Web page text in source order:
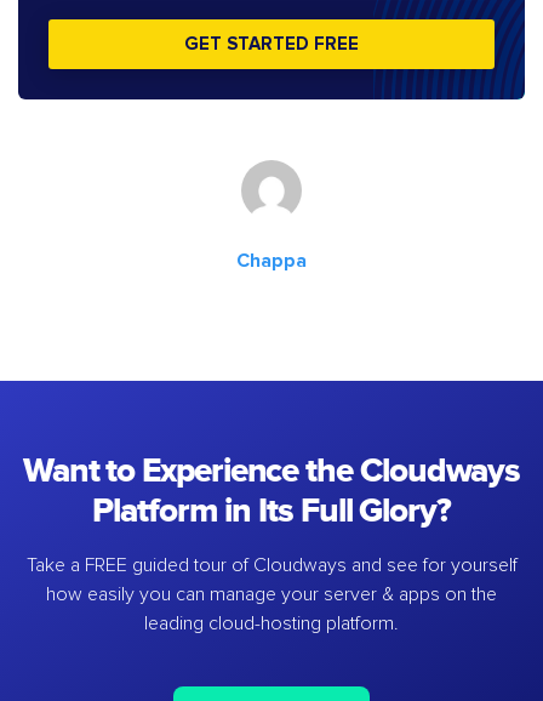
GET STARTED FREE
Chappa
Want to Experience the Cloudways
Platform in Its Full Glory?
Take a FREE guided tour of Cloudways and see for yourself
how easily you can manage your server & apps on the
leading cloud-hosting platform.